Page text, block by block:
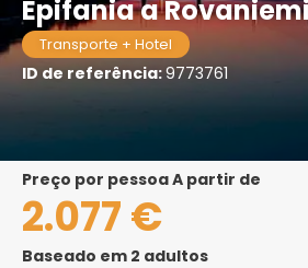
Epifania a
Transporte + Hotel
ID de referência:9773761
preço por pessoa A partir de
2.077 €
Baseado em 2 adultos